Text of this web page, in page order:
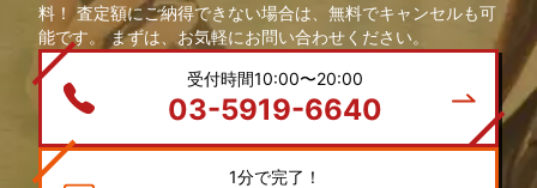
料！ 査定額にご納得できない場合は、無料でキャンセルも可
能です。 まずは、お気軽にお問い合わせください。
受付時間10:00〜20:00
03-5919-6640
1分で完了！